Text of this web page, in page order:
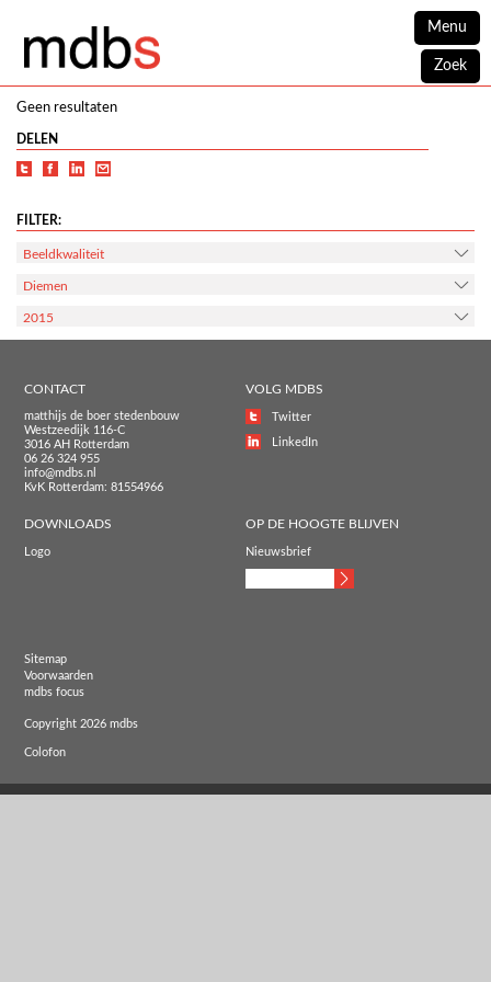
Menu
Zoek
Geen resultaten
DELEN
FILTER:
Beeldkwaliteit
Diemen
2015
CONTACT
matthijs de boer stedenbouw
Westzeedijk 116-C
3016 AH Rotterdam
06 26 324 955
info@mdbs.nl
KvK Rotterdam: 81554966
VOLG MDBS
Twitter
LinkedIn
DOWNLOADS
Logo
OP DE HOOGTE BLIJVEN
Nieuwsbrief
Sitemap
Voorwaarden
mdbs focus
Copyright 2026 mdbs
Colofon